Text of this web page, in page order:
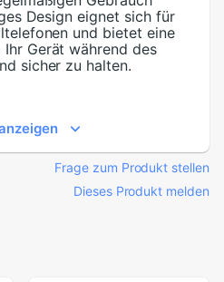
Design eignet sich für
und bietet eine
Gerät während des
sicher zu halten.
Armband ist für die
Telefon freihändig
Frage zum Produkt stellen
Dieses Produkt melden